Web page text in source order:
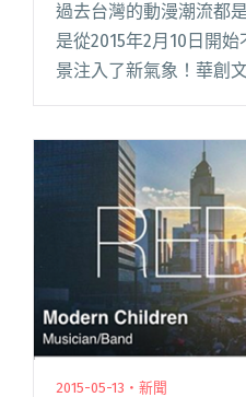
過去台灣的動漫潮流都
是從2015年2月10日開
景注入了新氣象！華創
推出了台灣的虛擬偶像
功能系統，她閱讀全文
新一波音樂創作革命「
2015-05-13・新聞